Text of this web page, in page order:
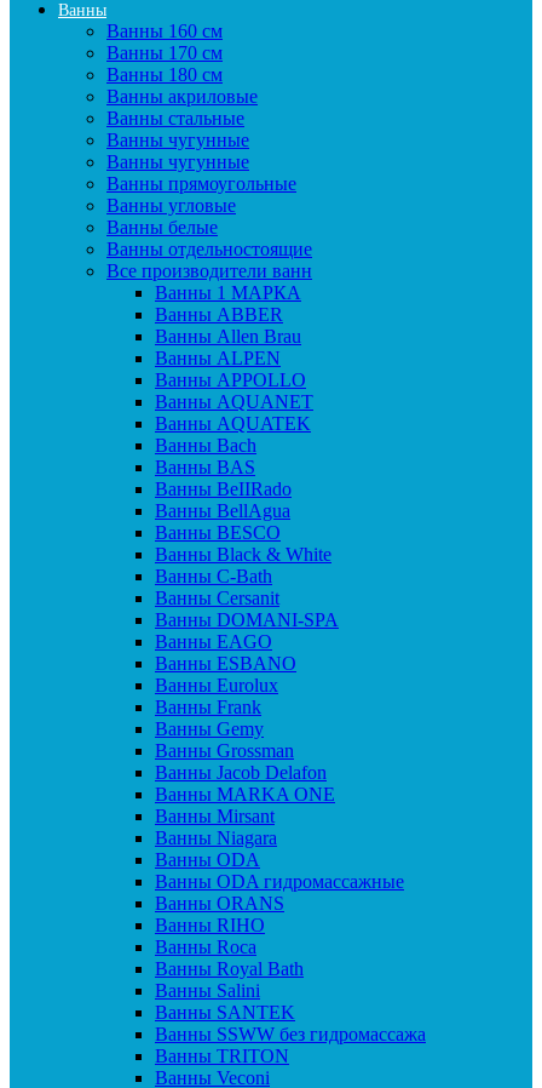
Ванны
Ванны 160 см
Ванны 170 см
Ванны 180 см
Ванны акриловые
Ванны стальные
Ванны чугунные
Ванны чугунные
Ванны прямоугольные
Ванны угловые
Ванны белые
Ванны отдельностоящие
Все производители ванн
Ванны 1 МАРКА
Ванны ABBER
Ванны Allen Brau
Ванны ALPEN
Ванны APPOLLO
Ванны AQUANET
Ванны AQUATEK
Ванны Bach
Ванны BAS
Ванны BeIIRado
Ванны BellAgua
Ванны BESCO
Ванны Black & White
Ванны C-Bath
Ванны Cersanit
Ванны DOMANI-SPA
Ванны EAGO
Ванны ESBANO
Ванны Eurolux
Ванны Frank
Ванны Gemy
Ванны Grossman
Ванны Jacob Delafon
Ванны MARKA ONE
Ванны Mirsant
Ванны Niagara
Ванны ODA
Ванны ODA гидромассажные
Ванны ORANS
Ванны RIHO
Ванны Roca
Ванны Royal Bath
Ванны Salini
Ванны SANTEK
Ванны SSWW без гидромассажа
Ванны TRITON
Ванны Veconi